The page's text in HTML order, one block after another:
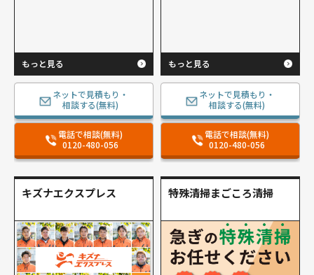
もっと見る
ネットで見積もり・
相談する(無料)
電話で相談(無料)
0120-480-056
もっと見る
ネットで見積もり・
相談する(無料)
電話で相談(無料)
0120-480-056
キズナエクスプレス 特殊清掃まごころ清掃